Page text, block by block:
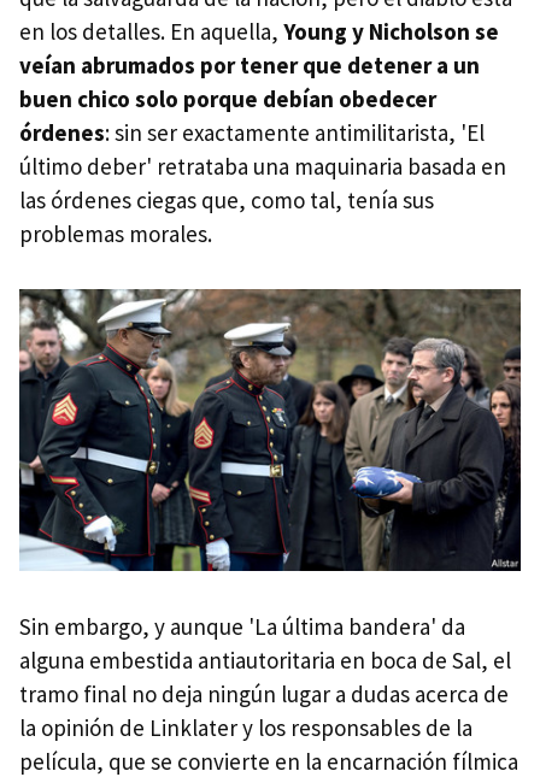
en los detalles. En aquella, Young y Nicholson se
veían abrumados por tener que detener a un
buen chico solo porque debían obedecer
órdenes: sin ser exactamente antimilitarista, 'El
último deber' retrataba una maquinaria basada en
las órdenes ciegas que, como tal, tenía sus
problemas morales.
Sin embargo, y aunque 'La última bandera' da
alguna embestida antiautoritaria en boca de Sal, el
tramo final no deja ningún lugar a dudas acerca de
la opinión de Linklater y los responsables de la
película, que se convierte en la encarnación fílmica